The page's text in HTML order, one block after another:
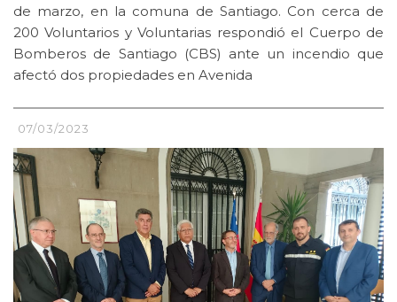
de marzo, en la comuna de Santiago. Con cerca de
200 Voluntarios y Voluntarias respondió el Cuerpo de
Bomberos de Santiago (CBS) ante un incendio que
afectó dos propiedades en Avenida
07/03/2023